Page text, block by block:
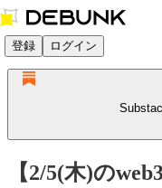
登録 ログイン
【2/5(木)の